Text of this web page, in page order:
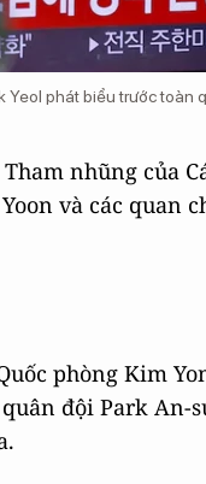
phát biểu trước toàn
nhũng của
và các quan
phòng Kim
đội Park An-